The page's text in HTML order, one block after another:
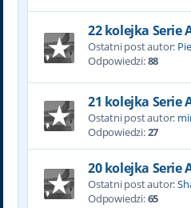
22 kolejka Serie
Ostatni post autor:
Odpowiedzi:88
21 kolejka Serie
Ostatni post autor:
Odpowiedzi:27
20 kolejka Serie
Ostatni post autor:
Odpowiedzi:65